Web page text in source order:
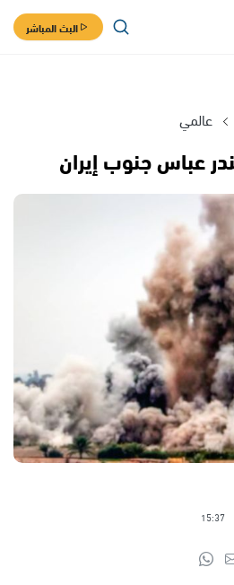
البث المباشر
عالمي
عباس جنوب إيران
15:37